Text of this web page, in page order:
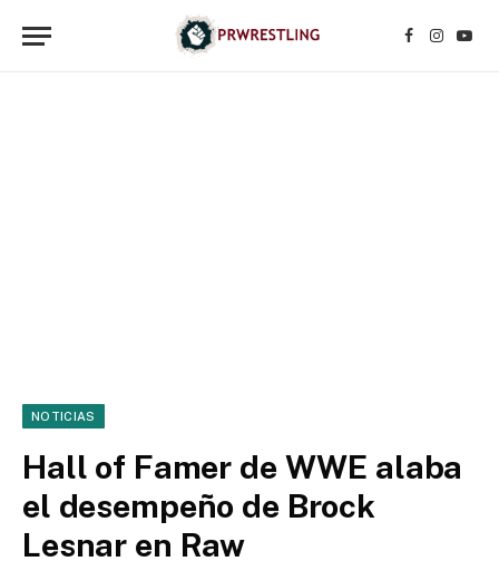
Facebook
NOTICIAS
Hall of Famer de WWE alaba
el desempeño de Brock
Lesnar en Raw